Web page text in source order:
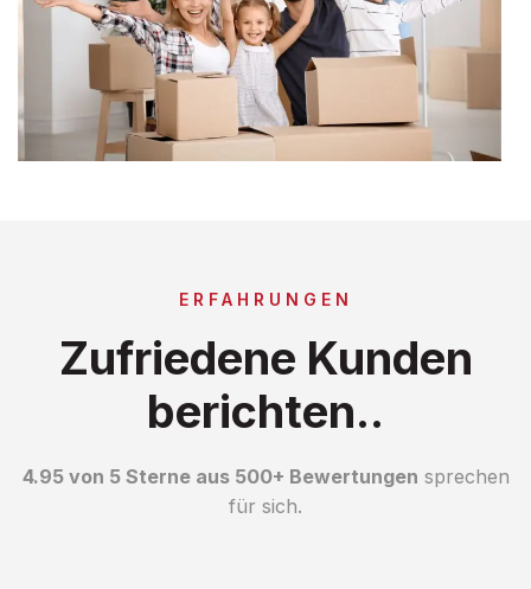
ERFAHRUNGEN
Zufriedene Kunden
berichten..
4.95 von 5 Sterne aus 500+ Bewertungen sprechen
für sich.